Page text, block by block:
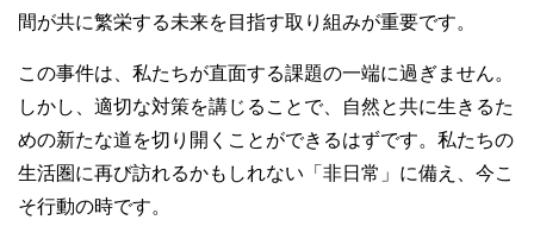
間が共に繁栄する未来を目指す取り組みが重要です。
この事件は、私たちが直面する課題の一端に過ぎません。
しかし、適切な対策を講じることで、自然と共に生きるた
めの新たな道を切り開くことができるはずです。私たちの
生活圏に再び訪れるかもしれない「非日常」に備え、今こ
そ行動の時です。